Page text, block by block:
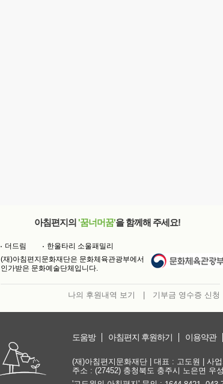
아침편지의 '꿈너머꿈'을 함께해 주세요!
더드림
한울타리 소울패밀리
(재)아침편지문화재단은 문화체육관광부에서
인가받은 문화예술단체입니다.
나의 후원내역 보기 기부금 영수증 신청
도움방 아침편지 후원하기 이용약관
(재)아침편지문화재단 | 대표 : 고도원 | 사
주소 : (27452) 충청북도 충주시 노은면 우